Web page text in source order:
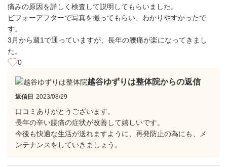
痛みの原因を詳しく検査して説明してもらいました。
ビフォーアフターで写真を撮ってもらい、わかりやすかったで
す。
3月から週1で通っていますが、長年の腰痛が楽になってきまし
た。
0
越谷ゆずりは整体院からの返信
返信日 2023/08/29
口コミありがとうございます。
長年の辛い腰痛の症状が改善して嬉しいです。
今後も快適な生活が送れますように、再発防止の為にも、メ
ンテナンスをしていきましょう。